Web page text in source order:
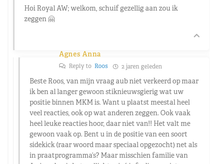
Hoi Royal AW; welkom, schuif gezellig aan zou ik
zeggen 🤗
Agnes Anna
Reply to Roos 2 jaren geleden
Beste Roos, van mijn vraag aub niet verkeerd op maar
ik ben al langer gewoon stiknieuwsgierig wat uw
positie binnen MKM is. Want u plaatst meestal heel
veel reacties, ook op wat anderen zeggen. Ook vaak
heel leuke reacties hoor, daar niet van!! Het valt me
gewoon vaak op. Bent u in de positie van een soort
sidekick (raar woord maar speciaal opgezocht) net als
in praatprogramma’s? Maar misschien familie van